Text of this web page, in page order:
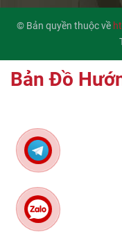
© Bản quyền thuộc về
Bản Đồ